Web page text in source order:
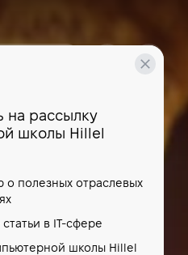
на рассылку
школы Hillel
о полезных отраслевых
в IT-сфере
школы Hillel